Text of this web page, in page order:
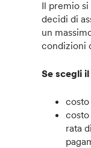
Il premio
decidi di
un
condizioni
Se scegli
costo
rata